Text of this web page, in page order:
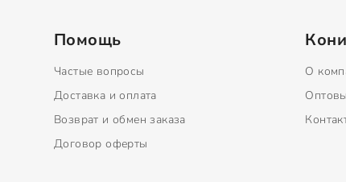
Помощь
Частые вопросы
Доставка и оплата
Возврат и обмен заказа
Договор оферты
О